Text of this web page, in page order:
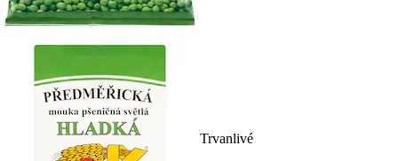
Trvanlivé